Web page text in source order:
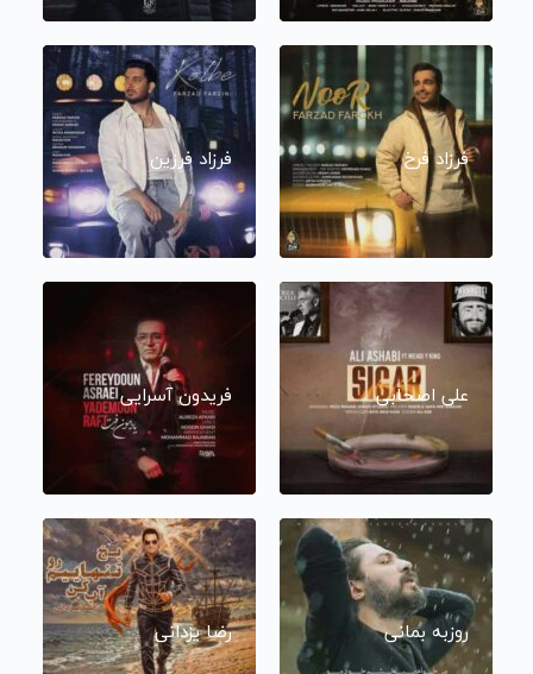
فرزاد فرخ فرزاد فرزین
علی اصحابی فریدون آسرایی
روزبه بمانی رضا یزدانی